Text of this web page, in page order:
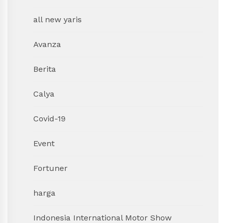
all new yaris
Avanza
Berita
Calya
Covid-19
Event
Fortuner
harga
Indonesia International Motor Show